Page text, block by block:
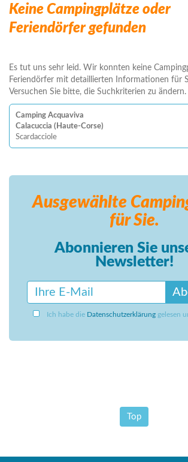
Keine Campingplätze oder
Feriendörfer gefunden
Es tut uns sehr leid. Wir konnten keine
Feriendörfer mit detaillierten Informationen für
Versuchen Sie bitte, die Suchkriterien zu ändern.
Camping Acquaviva
Calacuccia (Haute-Corse)
Scardacciole
Ausgewählte
für Sie.
Abonnieren Sie
Newsletter!
Ich habe die Datenschutzerklärung gelesen
Top